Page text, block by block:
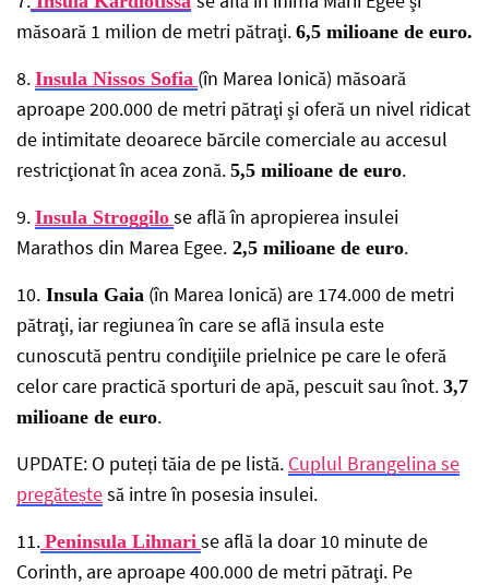
măsoară 1 milion de metri pătraţi. 6,5 milioane de euro.
8. Insula Nissos Sofia (în Marea Ionică) măsoară
aproape 200.000 de metri pătraţi şi oferă un nivel ridicat
de intimitate deoarece bărcile comerciale au accesul
restricţionat în acea zonă. 5,5 milioane de euro.
9. Insula Stroggilo se află în apropierea insulei
Marathos din Marea Egee. 2,5 milioane de euro.
10. Insula Gaia (în Marea Ionică) are 174.000 de metri
pătraţi, iar regiunea în care se află insula este
cunoscută pentru condiţiile prielnice pe care le oferă
celor care practică sporturi de apă, pescuit sau înot. 3,7
milioane de euro.
UPDATE: O puteți tăia de pe listă. Cuplul Brangelina se
pregăteștesă intre în posesia insulei.
11. Peninsula Lihnari se află la doar 10 minute de
Corinth, are aproape 400.000 de metri pătraţi. Pe